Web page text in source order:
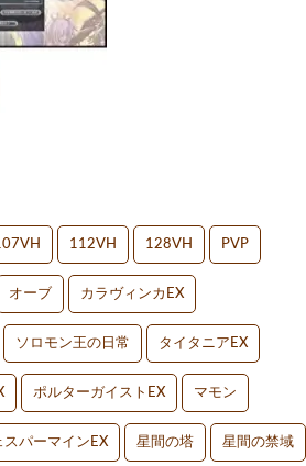
112VH 128VH PVP
オーブ カラヴィンカEX
ソロモン王の日常 タイタニアEX
ポルターガイストEX マモン
スパーマインEX 星間の塔 星間の禁域